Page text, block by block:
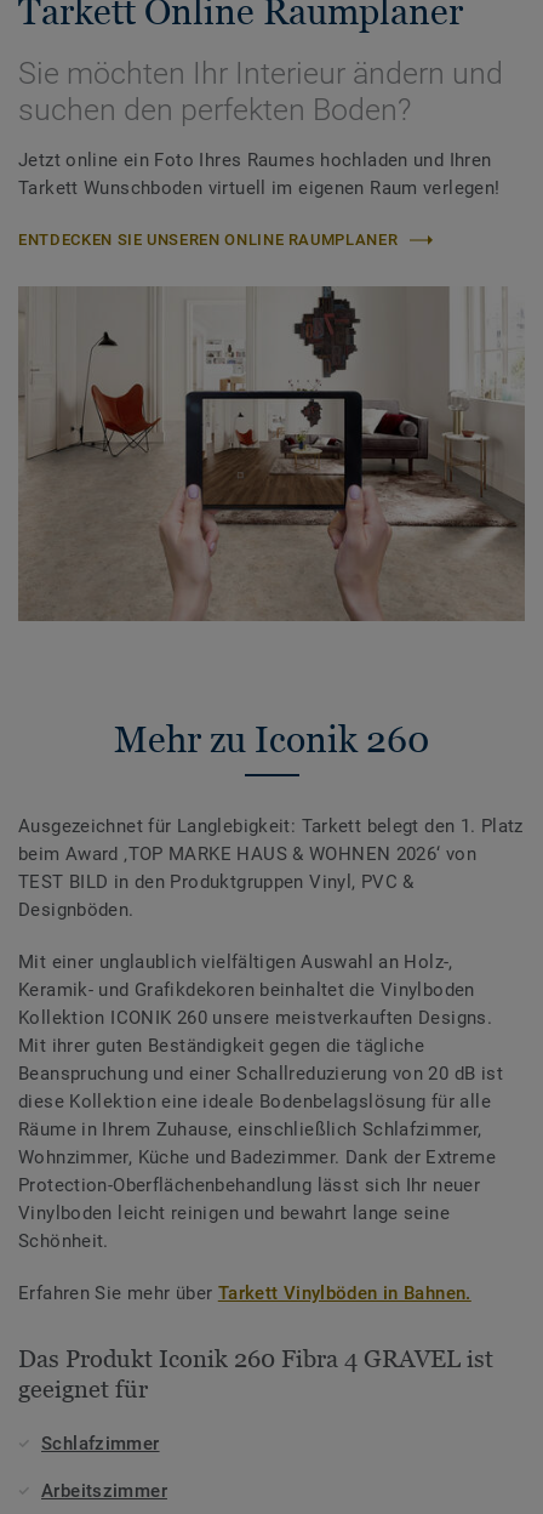
Tarkett Online Raumplaner
Sie möchten Ihr Interieur ändern und
suchen den perfekten Boden?
Jetzt online ein Foto Ihres Raumes hochladen und Ihren
Tarkett Wunschboden virtuell im eigenen Raum verlegen!
ENTDECKEN SIE UNSEREN ONLINE RAUMPLANER
Mehr zu Iconik 260
Ausgezeichnet für Langlebigkeit: Tarkett belegt den 1. Platz
beim Award ‚TOP MARKE HAUS & WOHNEN 2026‘ von
TEST BILD in den Produktgruppen Vinyl, PVC &
Designböden.
Mit einer unglaublich vielfältigen Auswahl an Holz-,
Keramik- und Grafikdekoren beinhaltet die Vinylboden
Kollektion ICONIK 260 unsere meistverkauften Designs.
Mit ihrer guten Beständigkeit gegen die tägliche
Beanspruchung und einer Schallreduzierung von 20 dB ist
diese Kollektion eine ideale Bodenbelagslösung für alle
Räume in Ihrem Zuhause, einschließlich Schlafzimmer,
Wohnzimmer, Küche und Badezimmer. Dank der Extreme
Protection-Oberflächenbehandlung lässt sich Ihr neuer
Vinylboden leicht reinigen und bewahrt lange seine
Schönheit.
Erfahren Sie mehr über Tarkett Vinylböden in Bahnen.
Das Produkt Iconik 260 Fibra 4 GRAVEL ist
geeignet für
Schlafzimmer
Arbeitszimmer